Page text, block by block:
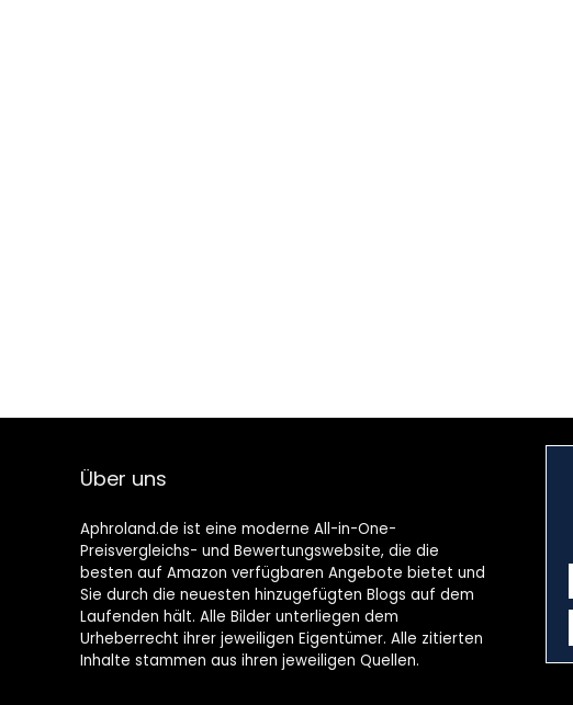
Über uns
Aphroland.de ist eine moderne All-in-One-
Preisvergleichs- und Bewertungswebsite, die die
besten auf Amazon verfügbaren Angebote bietet und
Sie durch die neuesten hinzugefügten Blogs auf dem
Laufenden hält. Alle Bilder unterliegen dem
Urheberrecht ihrer jeweiligen Eigentümer. Alle zitierten
Inhalte stammen aus ihren jeweiligen Quellen.